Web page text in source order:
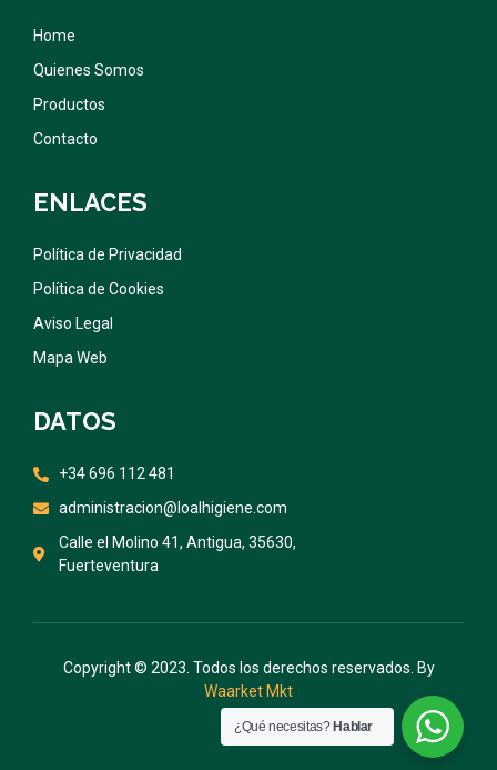
Home
Quienes Somos
Productos
Contacto
ENLACES
Política de Privacidad
Política de Cookies
Aviso Legal
Mapa Web
DATOS
+34 696 112 481
administracion@loalhigiene.com
Calle el Molino 41, Antigua, 35630,
Fuerteventura
Copyright © 2023. Todos los derechos reservados. By
Waarket Mkt
¿Qué necesitas? Hablar